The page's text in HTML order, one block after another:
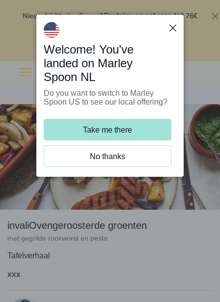
Nieuw bij Marley Spoon?Bestel nu en ontvang tot 76€
invaliOvengeroosterde groenten
met gegrilde rookworst en pesto
Tafelverhaal
xxx
Welcome! You’ve
landed on Marley
Spoon NL
Do you want to switch to Marley
Spoon US to see our local offering?
Take me there
No thanks